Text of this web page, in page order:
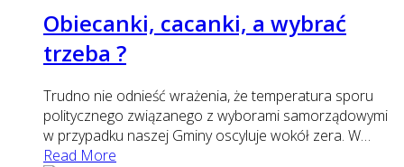
Obiecanki, cacanki, a wybrać
trzeba ?
Trudno nie odnieść wrażenia, że temperatura sporu
politycznego związanego z wyborami samorządowymi
w przypadku naszej Gminy oscyluje wokół zera. W…
Read More